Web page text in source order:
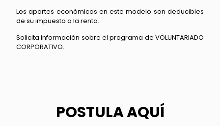
Los aportes económicos en este modelo son deducibles
de su impuesto a la renta.
Solicita información sobre el programa de VOLUNTARIADO
CORPORATIVO.
POSTULA AQUÍ